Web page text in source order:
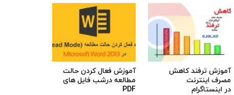
آموزش ترفند کاهش
مصرف اینترنت
در اینستاگرام
آموزش فعال کردن حالت
مطالعه درشب فایل های
PDF